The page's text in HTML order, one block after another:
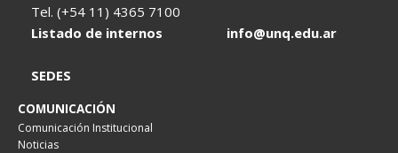
Tel. (+54 11) 4365 7100
Listado de internos
info@unq.edu.ar
SEDES
COMUNICACIÓN
Comunicación Institucional
Noticias